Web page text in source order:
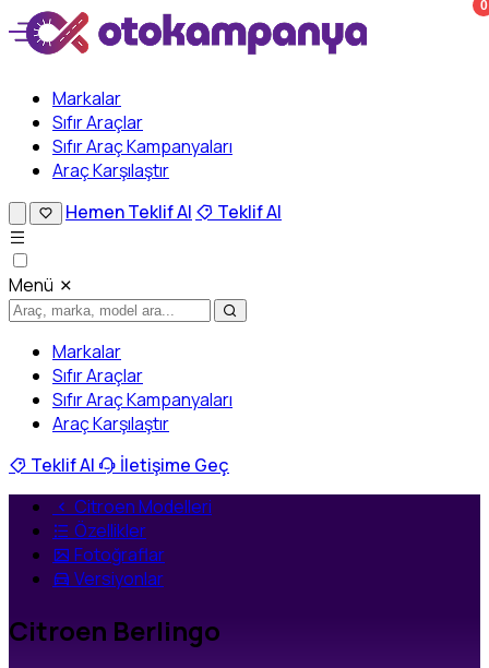
Markalar
Sıfır Araçlar
Sıfır Araç Kampanyaları
Araç Karşılaştır
0
Hemen Teklif Al Teklif Al
Menü
Markalar
Sıfır Araçlar
Sıfır Araç Kampanyaları
Araç Karşılaştır
Teklif Al
İletişime Geç
Citroen Modelleri
Özellikler
Fotoğraflar
Versiyonlar
Citroen Berlingo